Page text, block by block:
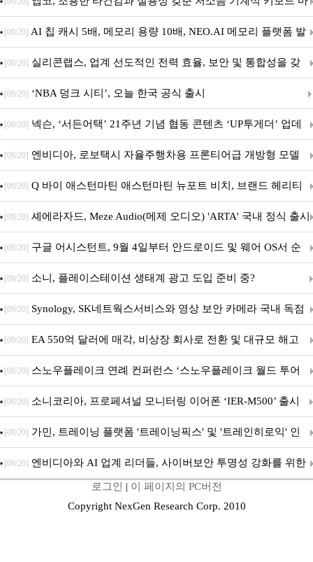
우스 세트 'KM580' 출시
[09/20] AI 칩 캐시 5배, 메모리 용량 10배, NEO.AI 메모리 플랫폼 발
표
[09/20] 실리콘랩스, 업계 선도적인 전력 효율, 보안 및 통합성을 갖
춘 초저전력 블루투스 LE SoC ‘BG2B’ 공개
[09/20] ‘NBA 덩크 시티’, 오늘 한국 공식 출시
[09/20] 넥슨, ‘서든어택’ 21주년 기념 협동 콘텐츠 ‘UP투게더’ 업데
이트
[09/20] 엔비디아, 로보택시 자율주행차용 프론티어급 개방형 모델
‘알파마요 2 슈퍼’ 상업적 이용 가능
[09/20] Q 바이 애스턴마틴 애스턴마틴 뉴포트 비치, 브랜드 헤리티
지 담은 ‘헤리티지 에디션 컬렉션’ 공개
[09/20] 셰에라자드, Meze Audio(메제 오디오) 'ARTA' 국내 정식 출시
[09/20] 구글 어시스턴트, 9월 4일부터 안드로이드 및 웨어 OS서 순
차 서비스 종료
[09/20] 소니, 플레이스테이션 생태계 광고 도입 준비 중?
[09/20] Synology, SK네트웍스서비스와 영상 보안 카메라 국내 독점
판매 파트너십 체결
[09/20] EA 550억 달러에 매각, 비상장 회사로 전환 및 대규모 해고
전망
[09/20] 스노우플레이크 연례 컨퍼런스 ‘스노우플레이크 월드 투어
서울’ 개최
[09/20] 소니코리아, 프로페셔널 모니터링 이어폰 ‘IER-M500’ 출시
[09/20] 가민, 트레이닝 플랫폼 '트레이닝픽스' 및 '트레인히로익' 인
수로 선수와 코치에 맞춤형 훈련 지원 확대
[09/20] 엔비디아와 AI 업계 리더들, 사이버보안 투명성 강화를 위한
SAFE 가이드라인 제안
로그인 | 이 페이지의 PC버전
Copyright NexGen Research Corp. 2010